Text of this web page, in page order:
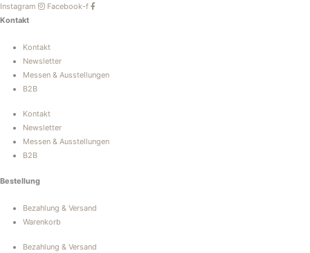
Instagram
Facebook-f
Kontakt
Kontakt
Newsletter
Messen & Ausstellungen
B2B
Kontakt
Newsletter
Messen & Ausstellungen
B2B
Bestellung
Bezahlung & Versand
Warenkorb
Bezahlung & Versand